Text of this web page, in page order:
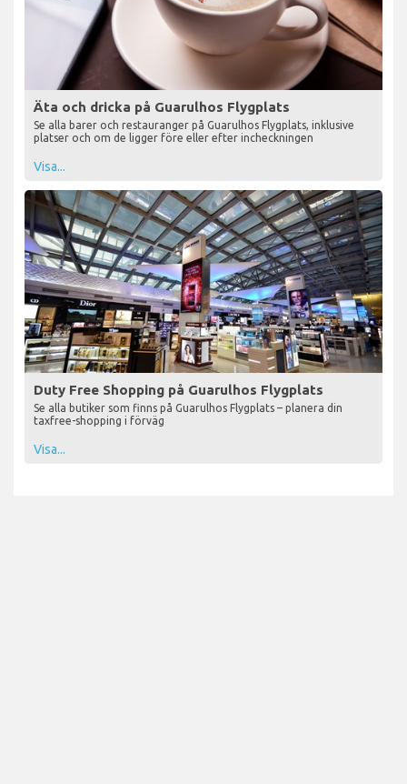
Äta och dricka på Guarulhos Flygplats
Se alla barer och restauranger på Guarulhos Flygplats, inklusive
platser och om de ligger före eller efter incheckningen
Visa...
Duty Free Shopping på Guarulhos Flygplats
Se alla butiker som finns på Guarulhos Flygplats – planera din
taxfree-shopping i förväg
Visa...